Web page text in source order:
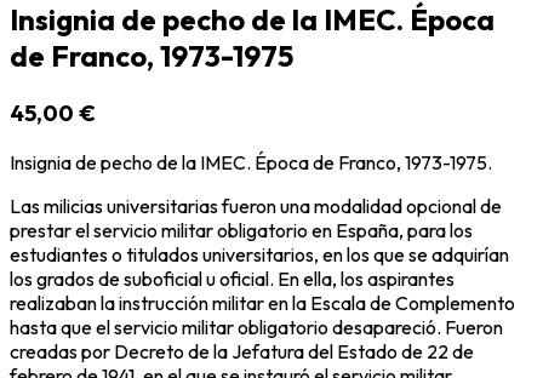
Insignia de pecho de la IMEC. Época
de Franco, 1973-1975
45,00 €
Insignia de pecho de la IMEC. Época de Franco, 1973-1975.
Las milicias universitarias fueron una modalidad opcional de
prestar el servicio militar obligatorio en España, para los
estudiantes o titulados universitarios, en los que se adquirían
los grados de suboficial u oficial. En ella, los aspirantes
realizaban la instrucción militar en la Escala de Complemento
hasta que el servicio militar obligatorio desapareció. Fueron
creadas por Decreto de la Jefatura del Estado de 22 de